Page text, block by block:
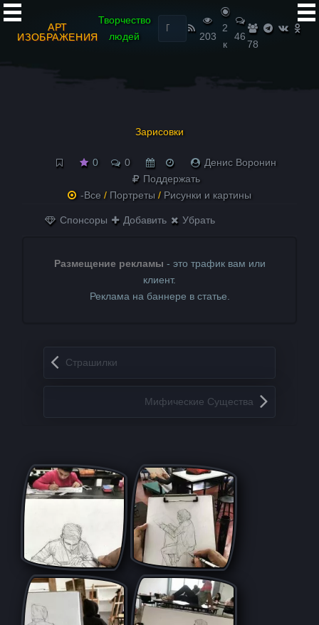
АРТ
ИЗОБРАЖЕНИЯ
Творчество
людей
Найти:
203
2
к
46
78
Зарисовки
0 0
Денис Воронин
Поддержать
-Все / Портреты / Рисунки и картины
Спонсоры Добавить Убрать
Размещение рекламы - это трафик вам или
клиент.
Реклама на баннере в статье.
Запись навигация
Страшилки
Мифические Существа